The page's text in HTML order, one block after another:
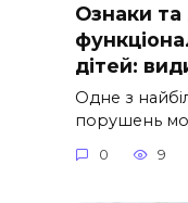
Ознаки та
дітей:
Одне з
порушень
0 9